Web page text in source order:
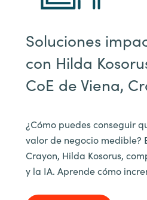
Soluciones
con Hilda
CoE de Viena,
¿Cómo puedes conseguir
valor de negocio medible?
Crayon, Hilda Kosorus,
y la IA. Aprende cómo